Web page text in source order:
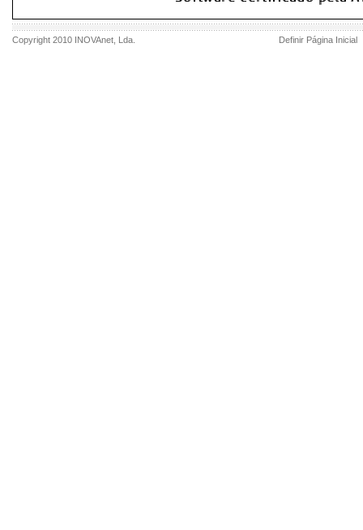
Copyright 2010 INOVAnet , Lda. Definir Página Inicial